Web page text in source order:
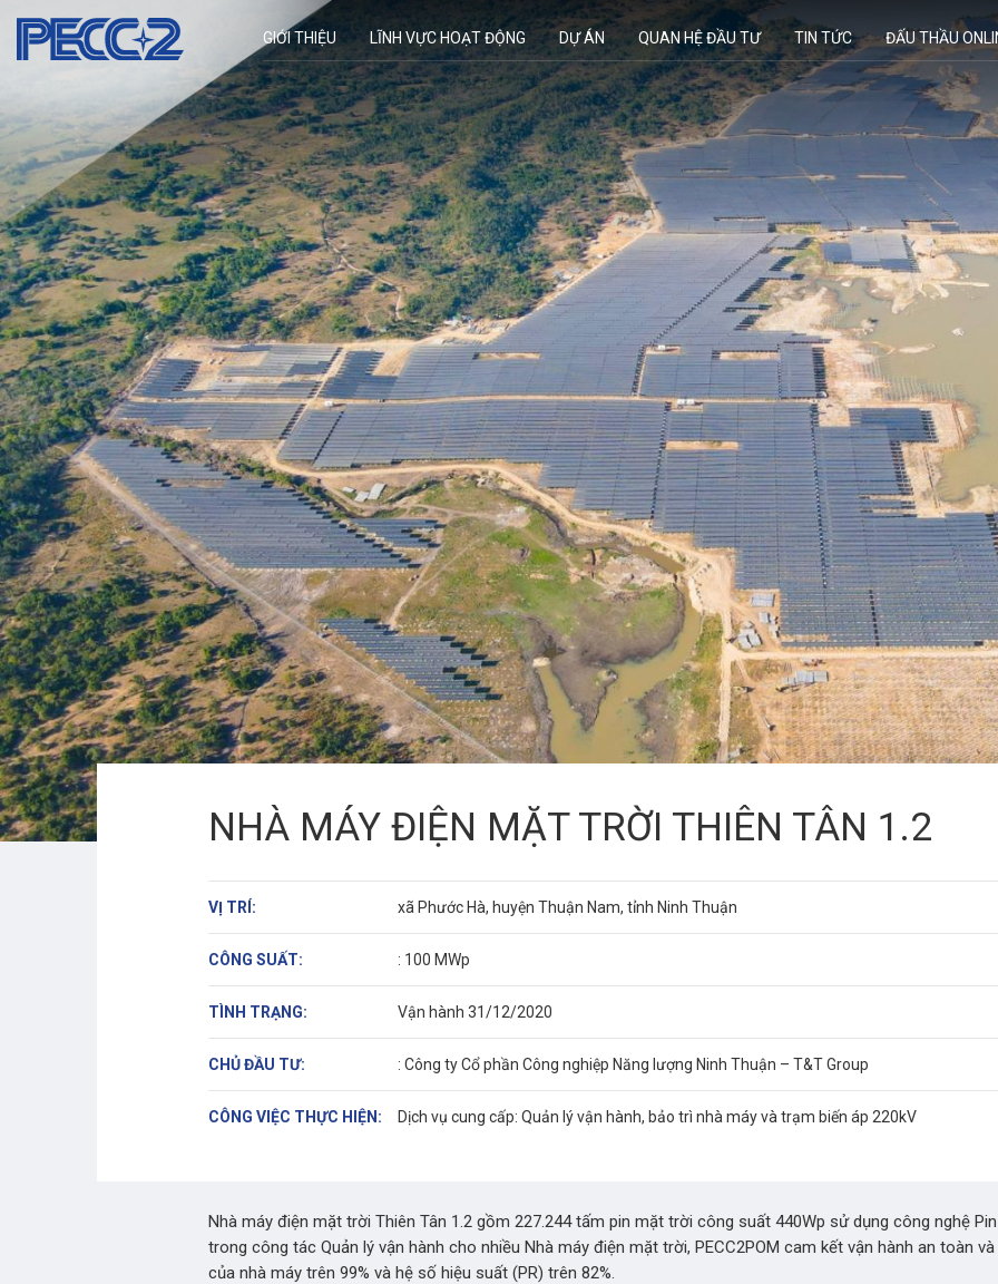
GIỚI THIỆU LĨNH VỰC HOẠT ĐỘNG DỰ ÁN QUAN HỆ ĐẦU TƯ TIN TỨC ĐẤU THẦU
NHÀ MÁY ĐIỆN MẶT TRỜI THIÊN TÂN 1.2
VỊ TRÍ: xã Phước Hà, huyện Thuận Nam, tỉnh Ninh Thuận
CÔNG SUẤT: : 100 MWp
TÌNH TRẠNG: Vận hành 31/12/2020
CHỦ ĐẦU TƯ: : Công ty Cổ phần Công nghiệp Năng lượng Ninh Thuận – T&T Group
CÔNG VIỆC THỰC HIỆN: Dịch vụ cung cấp: Quản lý vận hành, bảo trì nhà máy và trạm biến áp 220kV
Nhà máy điện mặt trời Thiên Tân 1.2 gồm 227.244 tấm pin mặt trời công suất 440Wp sử dụng công nghệ
trong công tác Quản lý vận hành cho nhiều Nhà máy điện mặt trời, PECC2POM cam kết vận hành an toàn
của nhà máy trên 99% và hệ số hiệu suất (PR) trên 82%.